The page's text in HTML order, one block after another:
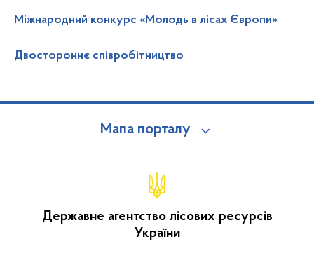
Міжнародний конкурс «Молодь в лісах Європи»
Двостороннє співробітництво
Мапа порталу
Державне агентство лісових ресурсів
України